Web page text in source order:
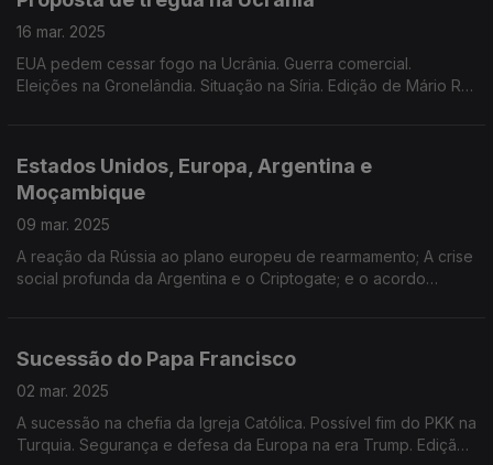
16 mar. 2025
EUA pedem cessar fogo na Ucrânia. Guerra comercial.
Eleições na Gronelândia. Situação na Síria. Edição de Mário Rui
Estados Unidos, Europa, Argentina e
Moçambique
09 mar. 2025
A reação da Rússia ao plano europeu de rearmamento; A crise
social profunda da Argentina e o Criptogate; e o acordo
Sucessão do Papa Francisco
02 mar. 2025
A sucessão na chefia da Igreja Católica. Possível fim do PKK na
Turquia. Segurança e defesa da Europa na era Trump. Edição